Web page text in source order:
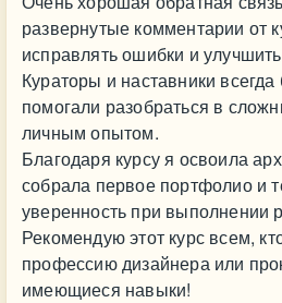
развернутые комментарии от
исправлять ошибки и
Кураторы и наставники
помогали разобраться в
личным опытом.
Благодаря курсу я освоила
собрала первое портфолио и
уверенность при выполнении
Рекомендую этот курс всем,
профессию дизайнера или
имеющиеся навыки!